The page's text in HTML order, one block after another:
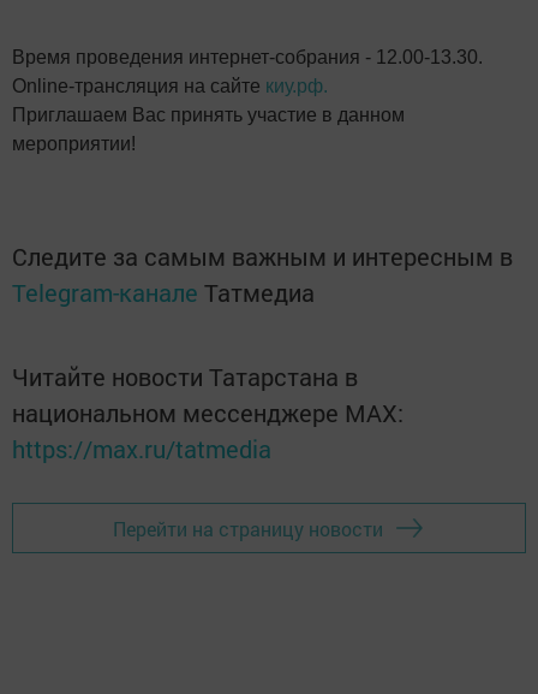
Время проведения интернет-собрания - 12.00-13.30.
Online-трансляция на сайте киу.рф.
Приглашаем Вас принять участие в данном
мероприятии!
Следите за самым важным и интересным в
Telegram-канале Татмедиа
Читайте новости Татарстана в
национальном мессенджере MАХ:
https://max.ru/tatmedia
Перейти на страницу новости